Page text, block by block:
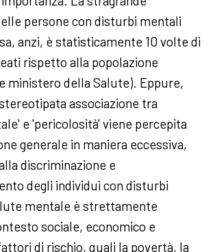
persone con disturbi mentali
anzi, è statisticamente 10 volte di
rispetto alla popolazione
ministero della Salute). Eppure,
associazione tra
e 'pericolosità' viene percepita
generale in maniera eccessiva,
discriminazione e
degli individui con disturbi
mentale è strettamente
sociale, economico e
di rischio, quali la povertà, la